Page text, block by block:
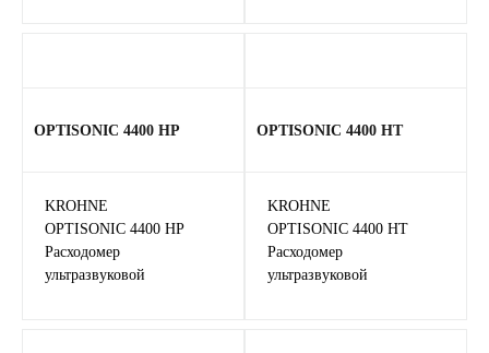
OPTISONIC 4400 HP
KROHNE
OPTISONIC 4400 HP
Расходомер
ультразвуковой
OPTISONIC 4400 HТ
KROHNE
OPTISONIC 4400 HТ
Расходомер
ультразвуковой